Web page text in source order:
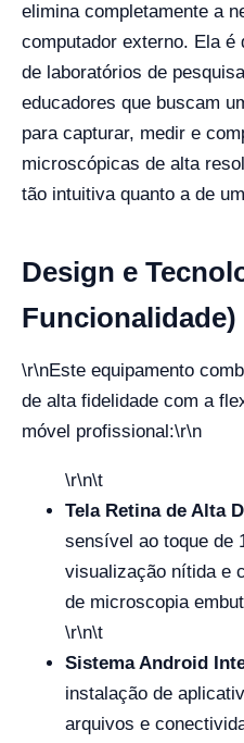
elimina completamente a
computador externo. Ela é
de laboratórios de
educadores que buscam
para capturar, medir e
microscópicas de alta
tão intuitiva quanto a de
Design e
Funcionalidade)
\r\nEste equipamento
de alta fidelidade com a
móvel profissional:\r\n
\r\n\t
Tela Retina de Alta
sensível ao toque de
visualização nítida e
de microscopia
\r\n\t
Sistema Android
instalação de
arquivos e